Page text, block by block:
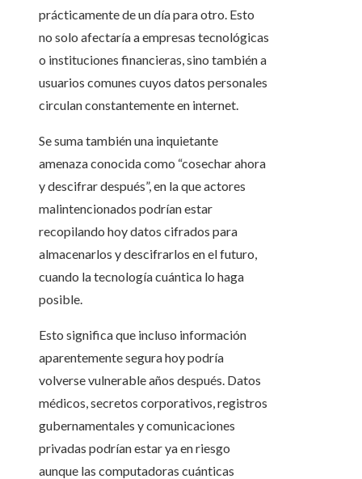
prácticamente de un día para otro. Esto
no solo afectaría a empresas tecnológicas
o instituciones financieras, sino también a
usuarios comunes cuyos datos personales
circulan constantemente en internet.
Se suma también una inquietante
amenaza conocida como “cosechar ahora
y descifrar después”, en la que actores
malintencionados podrían estar
recopilando hoy datos cifrados para
almacenarlos y descifrarlos en el futuro,
cuando la tecnología cuántica lo haga
posible.
Esto significa que incluso información
aparentemente segura hoy podría
volverse vulnerable años después. Datos
médicos, secretos corporativos, registros
gubernamentales y comunicaciones
privadas podrían estar ya en riesgo
aunque las computadoras cuánticas